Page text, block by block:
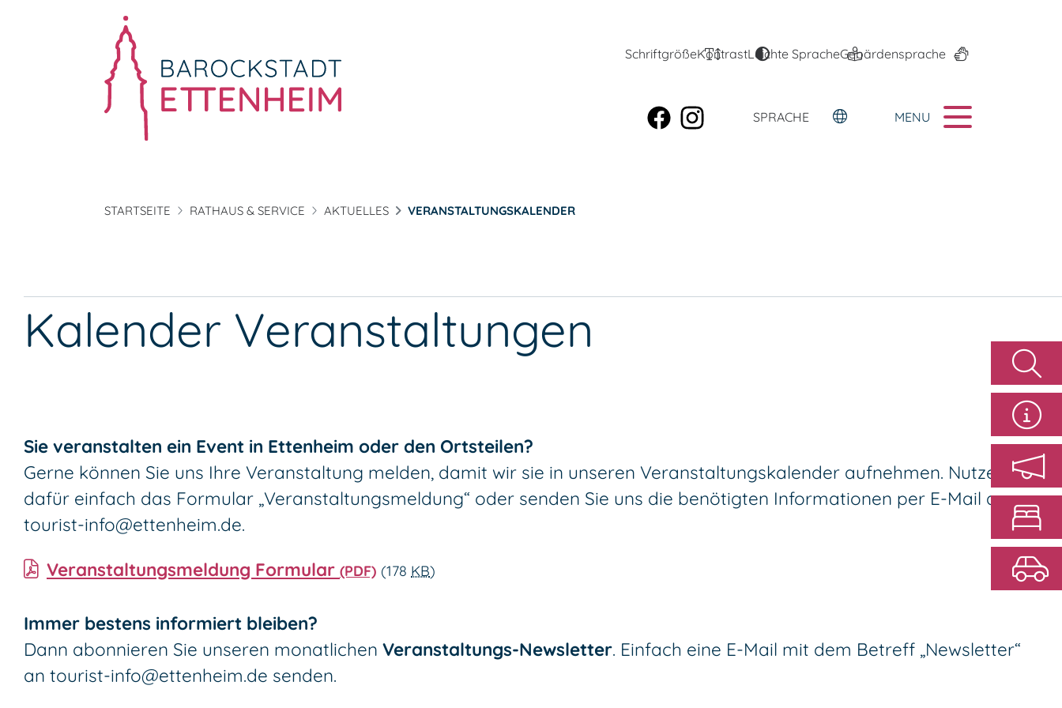
SchriftgrößeKontrastLeichte SpracheGebärdensprache
SPRACHE MENU
STARTSEITE RATHAUS & SERVICE AKTUELLES VERANSTALTUNGSKALENDER
Kalender Veranstaltungen
Sie veranstalten ein Event in Ettenheim oder den Ortsteilen?
Gerne können Sie uns Ihre Veranstaltung melden, damit wir sie in unseren Veranstaltungskalender aufnehmen. Nutzen Sie
dafür einfach das Formular „Veranstaltungsmeldung“ oder senden Sie uns die benötigten Informationen per E-Mail an
tourist-info@ettenheim.de.
Veranstaltungsmeldung Formular (PDF) (178 KB)
Immer bestens informiert bleiben?
Dann abonnieren Sie unseren monatlichen Veranstaltungs-Newsletter. Einfach eine E-Mail mit dem Betreff „Newsletter“
an tourist-info@ettenheim.de senden.